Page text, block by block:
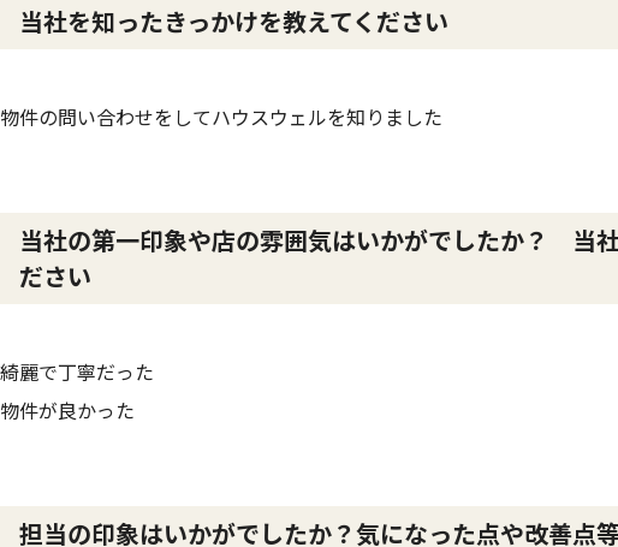
当社を知ったきっかけを教えてください
物件の問い合わせをしてハウスウェルを知りました
当社の第一印象や店の雰囲気はいかがでしたか？ 当
ださい
綺麗で丁寧だった
物件が良かった
担当の印象はいかがでしたか？気になった点や改善点